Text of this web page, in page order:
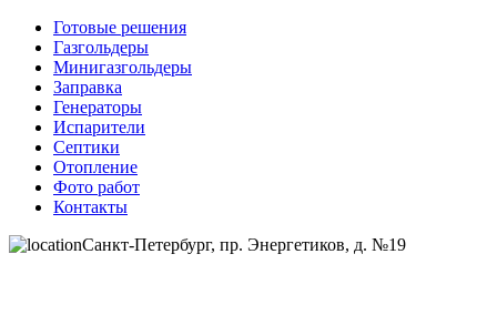
Готовые решения
Газгольдеры
Минигазгольдеры
Заправка
Генераторы
Испарители
Септики
Отопление
Фото работ
Контакты
Санкт-Петербург, пр. Энергетиков, д. №19